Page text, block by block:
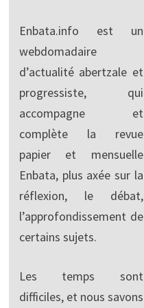
Enbata.info est un
webdomadaire
d’actualité abertzale et
progressiste, qui
accompagne et
complète la revue
papier et mensuelle
Enbata, plus axée sur la
réflexion, le débat,
l’approfondissement de
certains sujets.
Les temps sont
difficiles, et nous savons